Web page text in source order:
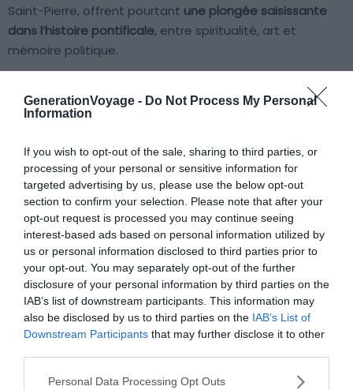
GenerationVoyage - Do Not Process My Personal
Information
If you wish to opt-out of the sale, sharing to third parties, or
processing of your personal or sensitive information for
targeted advertising by us, please use the below opt-out
section to confirm your selection. Please note that after your
opt-out request is processed you may continue seeing
interest-based ads based on personal information utilized by
us or personal information disclosed to third parties prior to
your opt-out. You may separately opt-out of the further
disclosure of your personal information by third parties on the
IAB’s list of downstream participants. This information may
also be disclosed by us to third parties on the IAB’s List of
Downstream Participants that may further disclose it to other
Personal Data Processing Opt Outs
Saint-Pierre, offrent pourtant une plongée saisissante
dans l’histoire pontificale, entre spiritualité, art et
mémoire politique.
Visiter Rome : 10 incontournables à faire et voir
(Italie)
Rome en 3, 4 ou 5 jours : nos itinéraires pour un séjour
à Rome
Pourquoi Rome est-elle surnommée la "ville éternelle"
? L'itinéraire pour tout savoir
10 idées de visites guidées à Rome
Les papes… hors de Rome ? Une
histoire française